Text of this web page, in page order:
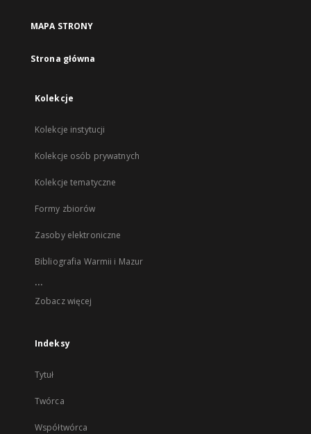
MAPA STRONY
Strona główna
Kolekcje
Kolekcje instytucji
Kolekcje osób prywatnych
Kolekcje tematyczne
Formy zbiorów
Zasoby elektroniczne
Bibliografia Warmii i Mazur
...
Zobacz więcej
Indeksy
Tytuł
Twórca
Współtwórca